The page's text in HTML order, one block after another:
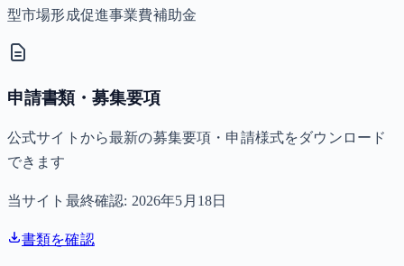
型市場形成促進事業費補助金
申請書類・募集要項
公式サイトから最新の募集要項・申請様式をダウンロード
できます
当サイト最終確認: 2026年5月18日
書類を確認